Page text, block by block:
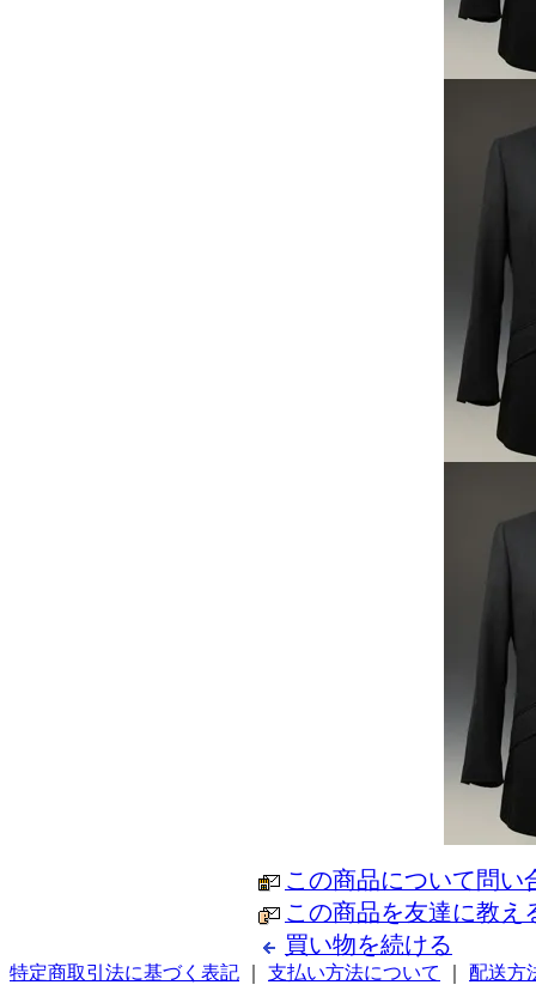
この商品について問い
この商品を友達に教え
買い物を続ける
特定商取引法に基づく表記 支払い方法について 配送方